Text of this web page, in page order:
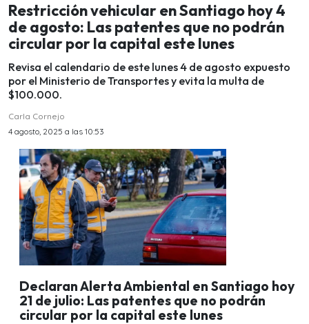
Restricción vehicular en Santiago hoy 4
de agosto: Las patentes que no podrán
circular por la capital este lunes
Revisa el calendario de este lunes 4 de agosto expuesto
por el Ministerio de Transportes y evita la multa de
$100.000.
Carla Cornejo
4 agosto, 2025 a las 10:53
Declaran Alerta Ambiental en Santiago hoy
21 de julio: Las patentes que no podrán
circular por la capital este lunes